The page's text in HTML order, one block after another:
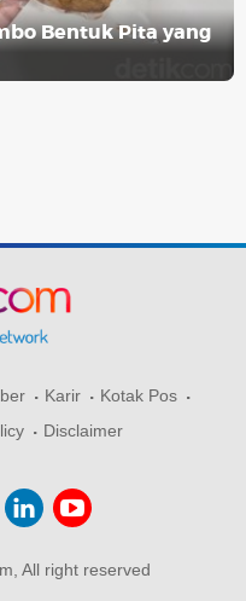
Bentuk Pita yang
Karir
Kotak Pos
Disclaimer
All right reserved